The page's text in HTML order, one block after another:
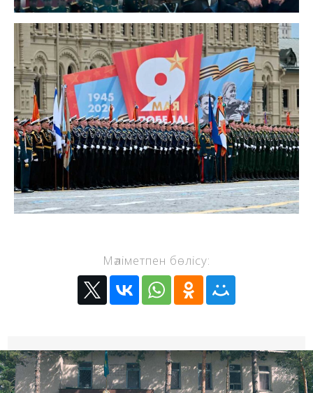
Мәліметпен бөлісу: